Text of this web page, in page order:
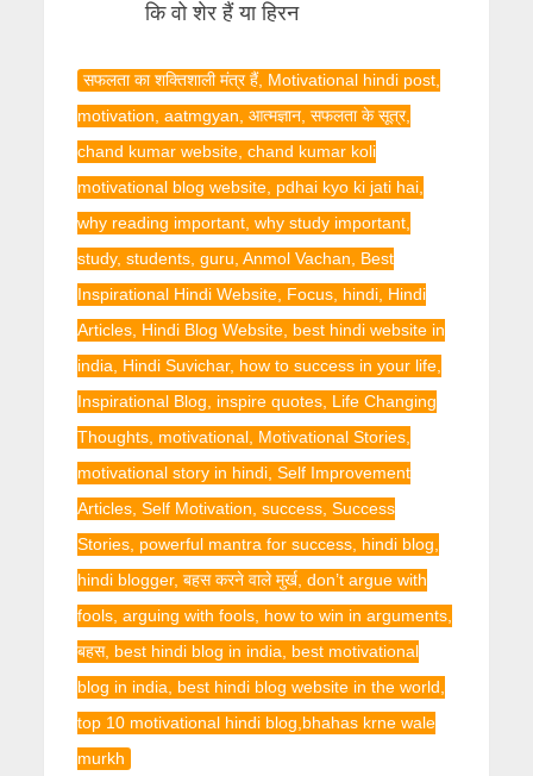
कि वो शेर हैं या हिरन
सफलता का शक्तिशाली मंत्र हैं, Motivational hindi post,
motivation, aatmgyan, आत्मज्ञान, सफलता के सूत्र,
chand kumar website, chand kumar koli
motivational blog website, pdhai kyo ki jati hai,
why reading important, why study important,
study, students, guru, Anmol Vachan, Best
Inspirational Hindi Website, Focus, hindi, Hindi
Articles, Hindi Blog Website, best hindi website in
india, Hindi Suvichar, how to success in your life,
Inspirational Blog, inspire quotes, Life Changing
Thoughts, motivational, Motivational Stories,
motivational story in hindi, Self Improvement
Articles, Self Motivation, success, Success
Stories, powerful mantra for success, hindi blog,
hindi blogger, बहस करने वाले मुर्ख, don’t argue with
fools, arguing with fools, how to win in arguments,
बहस, best hindi blog in india, best motivational
blog in india, best hindi blog website in the world,
top 10 motivational hindi blog,bhahas krne wale
murkh